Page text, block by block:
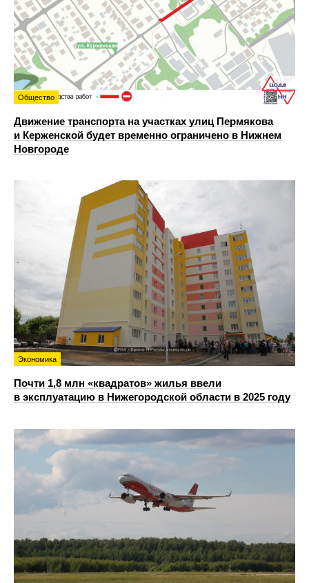
Общество
Движение транспорта на участках улиц Пермякова
и Керженской будет временно ограничено в Нижнем
Новгороде
Экономика
Почти 1,8 млн «квадратов» жилья ввели
в эксплуатацию в Нижегородской области в 2025 году